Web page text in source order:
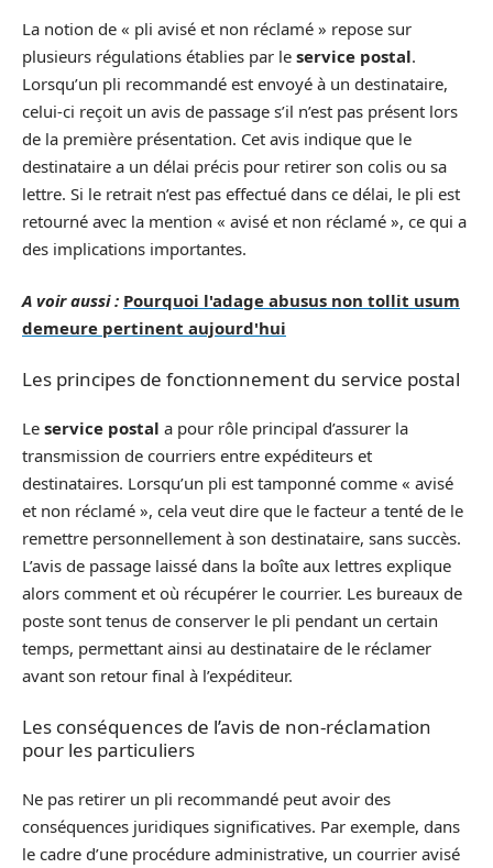
La notion de « pli avisé et non réclamé » repose sur
plusieurs régulations établies par le service postal.
Lorsqu’un pli recommandé est envoyé à un destinataire,
celui-ci reçoit un avis de passage s’il n’est pas présent lors
de la première présentation. Cet avis indique que le
destinataire a un délai précis pour retirer son colis ou sa
lettre. Si le retrait n’est pas effectué dans ce délai, le pli est
retourné avec la mention « avisé et non réclamé », ce qui a
des implications importantes.
A voir aussi : Pourquoi l'adage abusus non tollit usum
demeure pertinent aujourd'hui
Les principes de fonctionnement du service postal
Le service postal a pour rôle principal d’assurer la
transmission de courriers entre expéditeurs et
destinataires. Lorsqu’un pli est tamponné comme « avisé
et non réclamé », cela veut dire que le facteur a tenté de le
remettre personnellement à son destinataire, sans succès.
L’avis de passage laissé dans la boîte aux lettres explique
alors comment et où récupérer le courrier. Les bureaux de
poste sont tenus de conserver le pli pendant un certain
temps, permettant ainsi au destinataire de le réclamer
avant son retour final à l’expéditeur.
Les conséquences de l’avis de non-réclamation
pour les particuliers
Ne pas retirer un pli recommandé peut avoir des
conséquences juridiques significatives. Par exemple, dans
le cadre d’une procédure administrative, un courrier avisé